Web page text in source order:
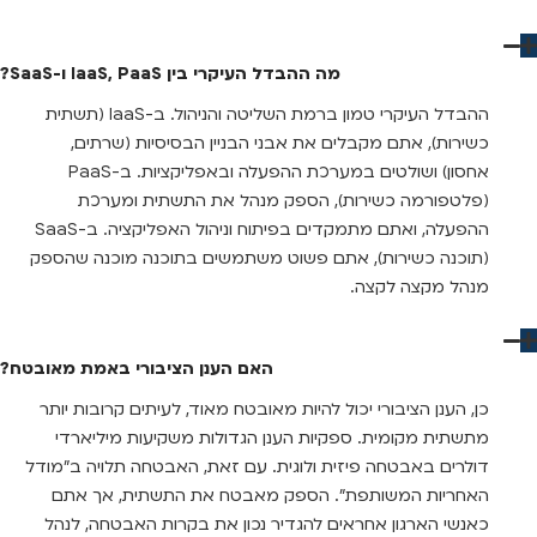
מה ההבדל העיקרי בין IaaS, PaaS ו-SaaS?
ההבדל העיקרי טמון ברמת השליטה והניהול. ב-IaaS (תשתית
כשירות), אתם מקבלים את אבני הבניין הבסיסיות (שרתים,
אחסון) ושולטים במערכת ההפעלה ובאפליקציות. ב-PaaS
(פלטפורמה כשירות), הספק מנהל את התשתית ומערכת
ההפעלה, ואתם מתמקדים בפיתוח וניהול האפליקציה. ב-SaaS
(תוכנה כשירות), אתם פשוט משתמשים בתוכנה מוכנה שהספק
מנהל מקצה לקצה.
האם הענן הציבורי באמת מאובטח?
כן, הענן הציבורי יכול להיות מאובטח מאוד, לעיתים קרובות יותר
מתשתית מקומית. ספקיות הענן הגדולות משקיעות מיליארדי
דולרים באבטחה פיזית ולוגית. עם זאת, האבטחה תלויה ב"מודל
האחריות המשותפת". הספק מאבטח את התשתית, אך אתם
כאנשי הארגון אחראים להגדיר נכון את בקרות האבטחה, לנהל